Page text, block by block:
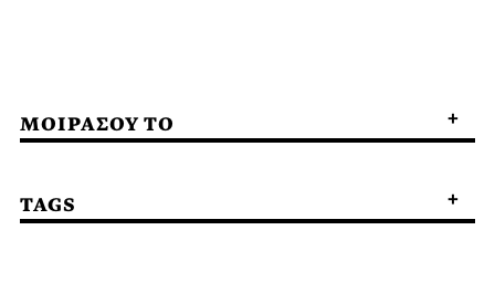
ΜΟΙΡΑΣΟΥ ΤΟ
TAGS